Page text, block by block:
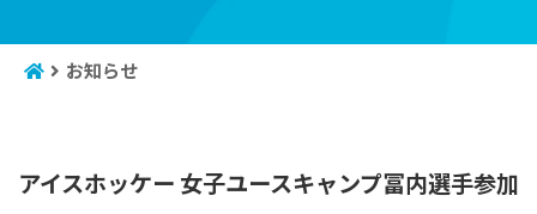
お知らせ
アイスホッケー 女子ユースキャンプ冨内選手参加